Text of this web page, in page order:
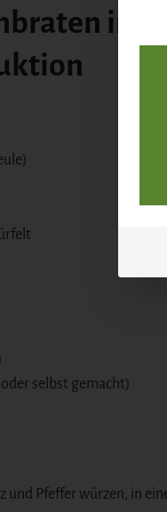
in
selbst gemacht)
und Pfeffer würzen, in